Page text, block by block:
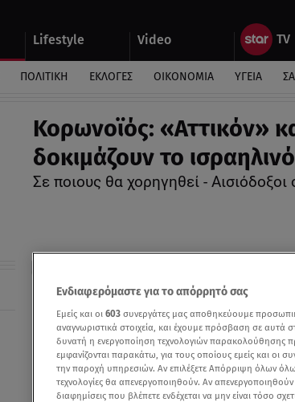
Lifestyle Video
ΠΟΛΙΤΙΚΗ ΕΚΛΟΓΕΣ ΟΙΚΟΝΟΜΙΑ ΥΓΕΙΑ
Κορωνοϊός: «Αττικόν»
δοκιμάζουν το
Σε ποιους θα χορηγηθεί - Αισιόδοξοι
Ενδιαφερόμαστε για το απόρρητό σας
Εμείς και οι 603 συνεργάτες μας αποθηκεύουμε
αναγνωριστικά στοιχεία, και έχουμε πρόσβαση σε αυτά
δυνατή η ενεργοποίηση τεχνολογιών παρακολούθησης
εμφανίζονται παρακάτω, για τους οποίους εμείς και οι
την παροχή υπηρεσιών. Αν επιλέξετε Απόρριψη όλων
τεχνολογίες θα απενεργοποιηθούν. Αν απενεργοποιηθούν
διαφημίσεις που βλέπετε ενδέχεται να μην είναι τόσο